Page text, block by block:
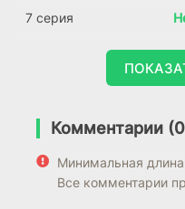
7 серия
Комментарии
Минимальная
Все комментарии